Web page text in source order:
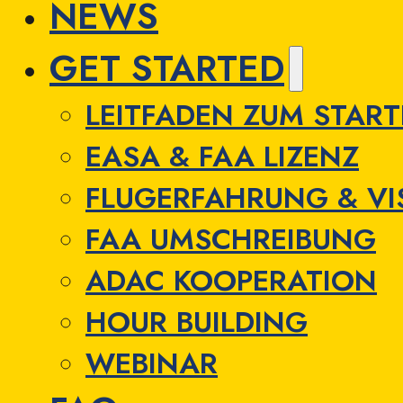
NEWS
GET STARTED
LEITFADEN ZUM
EASA & FAA LIZENZ
FLUGERFAHRUNG &
FAA UMSCHREIBUNG
ADAC KOOPERATION
HOUR BUILDING
WEBINAR